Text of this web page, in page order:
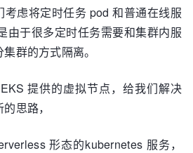
考虑将定时任务 pod 和普通在线服
由于很多定时任务需要和集群内服
群的方式隔离。
提供的虚拟节点，给我们解决
思路，
形态的kubernetes 服务，